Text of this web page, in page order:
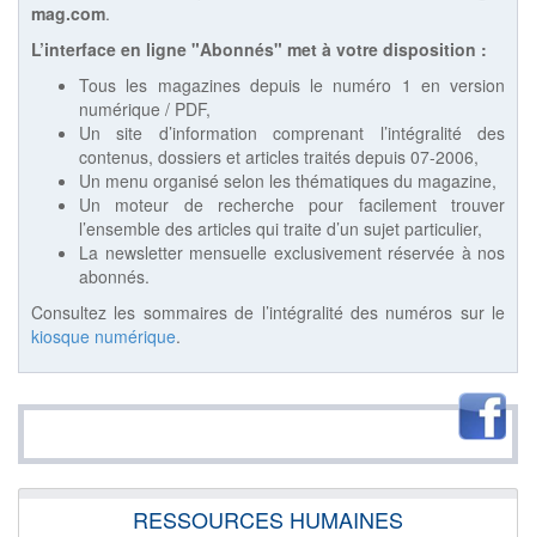
mag.com.
L’interface en ligne "Abonnés" met à votre disposition :
Tous les magazines depuis le numéro 1 en version
numérique / PDF,
Un site d’information comprenant l’intégralité des
contenus, dossiers et articles traités depuis 07-2006,
Un menu organisé selon les thématiques du magazine,
Un moteur de recherche pour facilement trouver
l’ensemble des articles qui traite d’un sujet particulier,
La newsletter mensuelle exclusivement réservée à nos
abonnés.
Consultez les sommaires de l’intégralité des numéros sur le
kiosque numérique.
RESSOURCES HUMAINES